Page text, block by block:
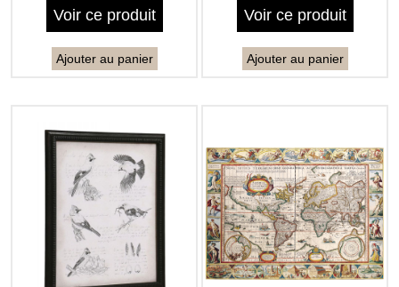
Voir ce produit
Ajouter au panier
Voir ce produit
Ajouter au panier